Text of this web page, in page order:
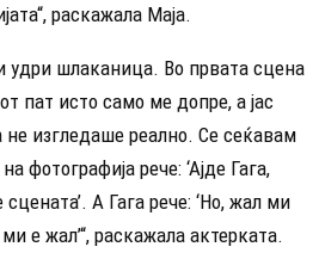
раскажала Маја.
удри шлаканица. Во првата сцена
пат исто само ме допре, а јас
не изгледаше реално. Се сеќавам
фотографија рече: ‘Ајде Гага,
А Гага рече: ‘Но, жал ми
е жал’“, раскажала актерката.